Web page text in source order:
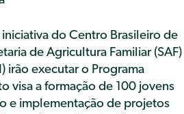
iniciativa do Centro Brasileiro de
de Agricultura Familiar (SAF)
irão executar o Programa
visa a formação de 100 jovens
e implementação de projetos